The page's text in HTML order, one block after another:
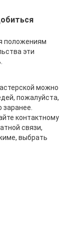
положениям
эти
можно
пожалуйста,
контактному
связи,
выбрать